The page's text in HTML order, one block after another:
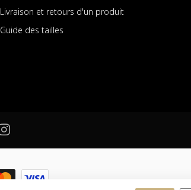
Livraison et retours d'un produit
Guide des tailles